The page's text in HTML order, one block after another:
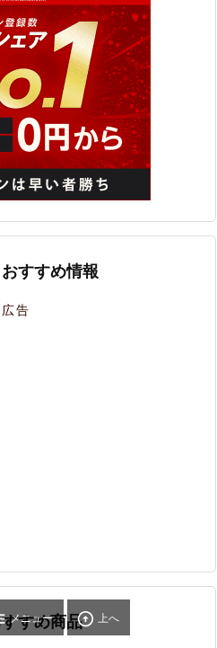
すすめ情報
広告
すめ商品
メニュー  上へ